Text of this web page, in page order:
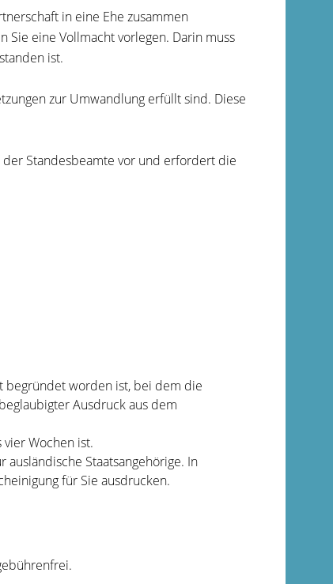
in eine Ehe zusammen
Sie eine Vollmacht vorlegen. Darin muss
ist.
zur Umwandlung erfüllt sind. Diese
Standesbeamte vor und erfordert die
begründet worden ist, bei dem die
Ausdruck aus dem
Wochen ist.
Staatsangehörige. In
für Sie ausdrucken.